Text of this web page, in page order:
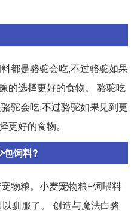
都是骆驼会吃,不过骆驼如果
的选择更好的食物。 骆驼吃
驼会吃,不过骆驼如果见到更
更好的食物。
包饲料?
物粮。小麦宠物粮=饲喂料
驯服了。 创造与魔法白骆